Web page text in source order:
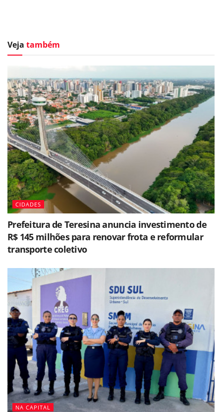
Veja também
CIDADES
Prefeitura de Teresina anuncia investimento de
R$ 145 milhões para renovar frota e reformular
transporte coletivo
NA CAPITAL